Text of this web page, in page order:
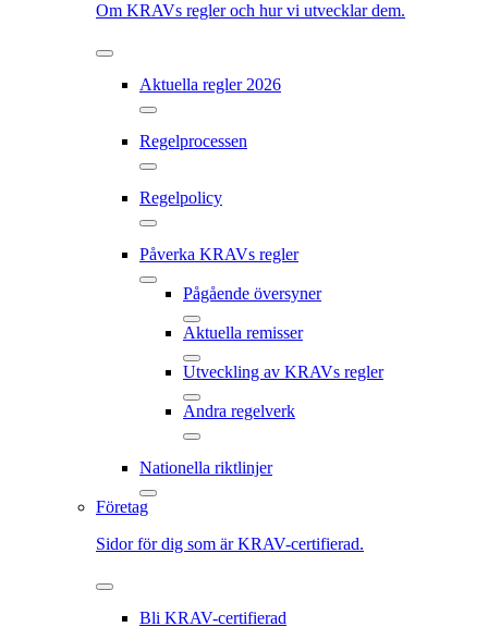
Om KRAVs regler och hur vi utvecklar dem.
Aktuella regler 2026
Regelprocessen
Regelpolicy
Påverka KRAVs regler
Pågående översyner
Aktuella remisser
Utveckling av KRAVs regler
Andra regelverk
Nationella riktlinjer
Företag
Sidor för dig som är KRAV-certifierad.
Bli KRAV-certifierad